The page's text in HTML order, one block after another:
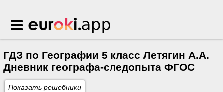
Euroki.app
ГДЗ по Географии 5 класс Летягин А.А.
Дневник географа-следопыта ФГОС
Показать решебники